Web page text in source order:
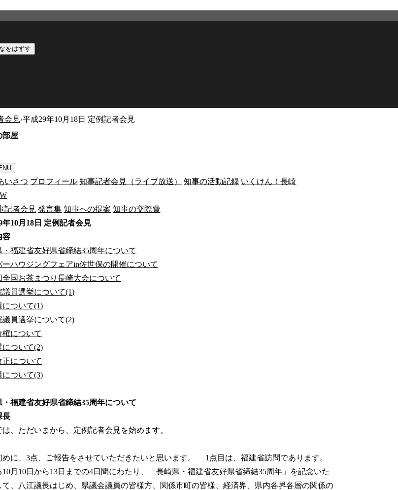
をはずす
会見›平成29年10月18日 定例記者会見
部屋
いさつ プロフィール 知事記者会見（ライブ放送） 知事の活動記録 いくけん！長崎
W
記者会見 発言集 知事への提案 知事の交際費
年10月18日 定例記者会見
容
・福建省友好県省締結35周年について
ーハウジングフェアin佐世保の開催について
全国お茶まつり長崎大会について
議員選挙について(1)
について(1)
議員選挙について(2)
権について
について(2)
正について
について(3)
・福建省友好県省締結35周年について
長
は、ただいまから、定例記者会見を始めます。
めに、3点、ご報告をさせていただきたいと思います。 1点目は、福建省訪問であります。
月10日から13日までの4日間にわたり、「長崎県・福建省友好県省締結35周年」を記念いた
て、八江議長はじめ、県議会議員の皆様方、関係市町の皆様、経済界、県内各界各層の関係の